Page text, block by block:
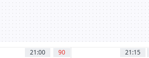
21:00 90 21:15